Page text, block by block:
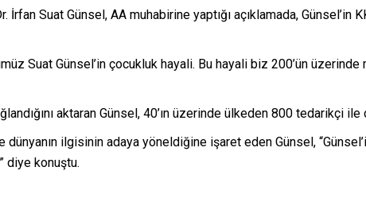
Suat Günsel, AA muhabirine yaptığı açıklamada, Günsel’in
Suat Günsel’in çocukluk hayali. Bu hayali biz 200’ün üzerinde
aktaran Günsel, 40’ın üzerinde ülkeden 800 tedarikçi ile
ilgisinin adaya yöneldiğine işaret eden Günsel,
diye konuştu.